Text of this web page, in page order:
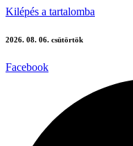
Kilépés a tartalomba
2026. 08. 06. csütörtök
Facebook